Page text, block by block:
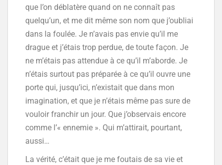
que l’on déblatère quand on ne connaît pas
quelqu’un, et me dit même son nom que j’oubliai
dans la foulée. Je n’avais pas envie qu’il me
drague et j’étais trop perdue, de toute façon. Je
ne m’étais pas attendue à ce qu’il m’aborde. Je
n’étais surtout pas préparée à ce qu’il ouvre une
porte qui, jusqu’ici, n’existait que dans mon
imagination, et que je n’étais même pas sure de
vouloir franchir un jour. Que j’observais encore
comme l’« ennemie ». Qui m’attirait, pourtant,
aussi…
La vérité, c’était que je me foutais de sa vie et